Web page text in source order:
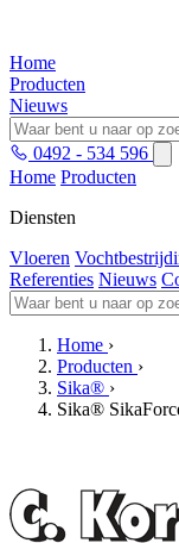
Home
Producten
Nieuws
0492 - 534 596
Home Producten
Diensten
Vloeren
Referenties Nieuws
Home ›
Producten ›
Sika® ›
Sika®